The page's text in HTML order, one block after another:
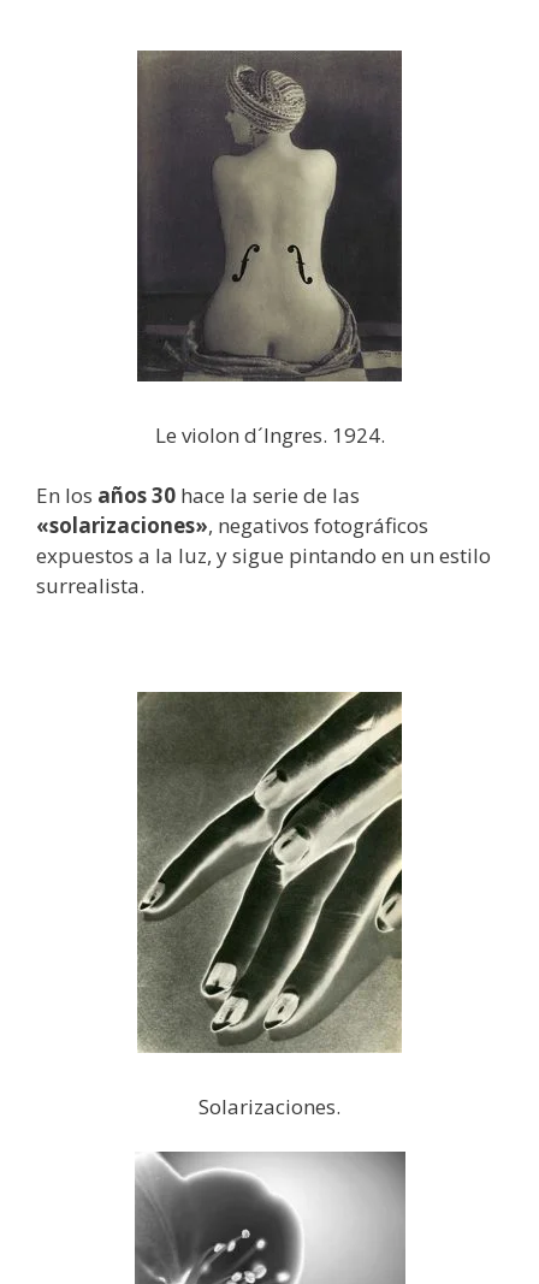
Le violon d´Ingres. 1924.
En los años 30 hace la serie de las
«solarizaciones», negativos fotográficos
expuestos a la luz, y sigue pintando en un estilo
surrealista.
Solarizaciones.